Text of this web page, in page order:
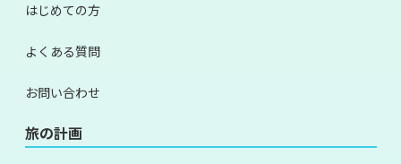
はじめての方
よくある質問
お問い合わせ
旅の計画